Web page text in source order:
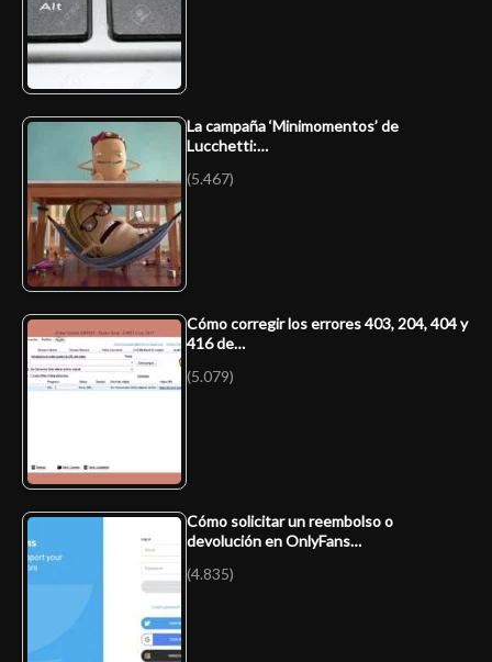
La campaña ‘Minimomentos’ de
Lucchetti:…
(5.467)
Cómo corregir los errores 403, 204, 404 y
416 de…
(5.079)
Cómo solicitar un reembolso o
devolución en OnlyFans…
(4.835)